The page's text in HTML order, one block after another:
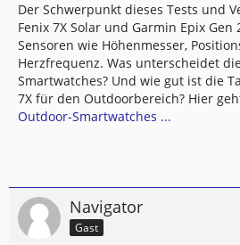
Der Schwerpunkt dieses Tests und
Fenix 7X Solar und Garmin Epix
Sensoren wie Höhenmesser,
Herzfrequenz. Was unterscheidet
Smartwatches? Und wie gut ist die
7X für den Outdoorbereich? Hier
Outdoor-Smartwatches ...
Navigator
Gast